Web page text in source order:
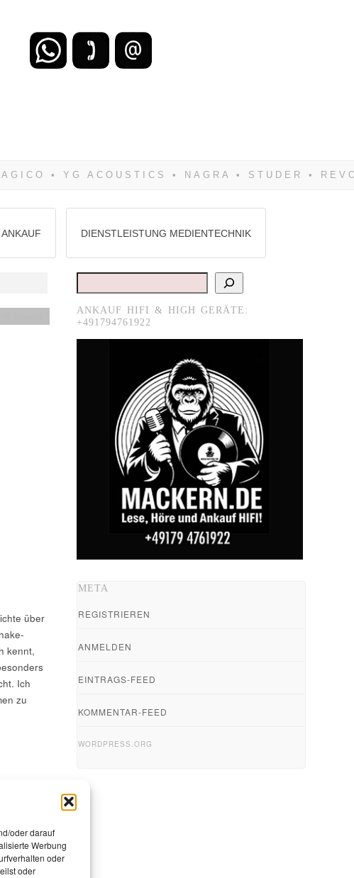
oder darauf
Werbung
oder
oder
DIENSTLEISTUNG MEDIENTECHNIK
über
kennt,
Ich
zu
Suchen
ANKAUF HIFI & HIGH GERÄTE:
+491794761922
META
REGISTRIEREN
ANMELDEN
EINTRAGS-FEED
KOMMENTAR-FEED
WORDPRESS.ORG